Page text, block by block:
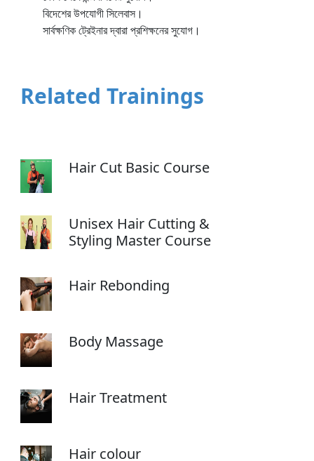
বিদেশের উপযোগী সিলেবাস।
সার্বক্ষণিক ট্রেইনার দ্বারা প্রশিক্ষনের সুযোগ।
Related Trainings
Hair Cut Basic Course
Unisex Hair Cutting &
Styling Master Course
Hair Rebonding
Body Massage
Hair Treatment
Hair colour